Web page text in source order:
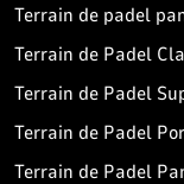
Terrain de padel
Terrain de Padel
Terrain de Padel
Terrain de Padel
Terrain de Padel